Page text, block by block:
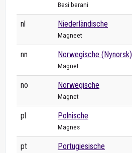
Besi berani
nl Niederländische
Magneet
nn Norwegische (Nynorsk)
Magnet
no Norwegische
Magnet
pl Polnische
Magnes
pt Portugiesische